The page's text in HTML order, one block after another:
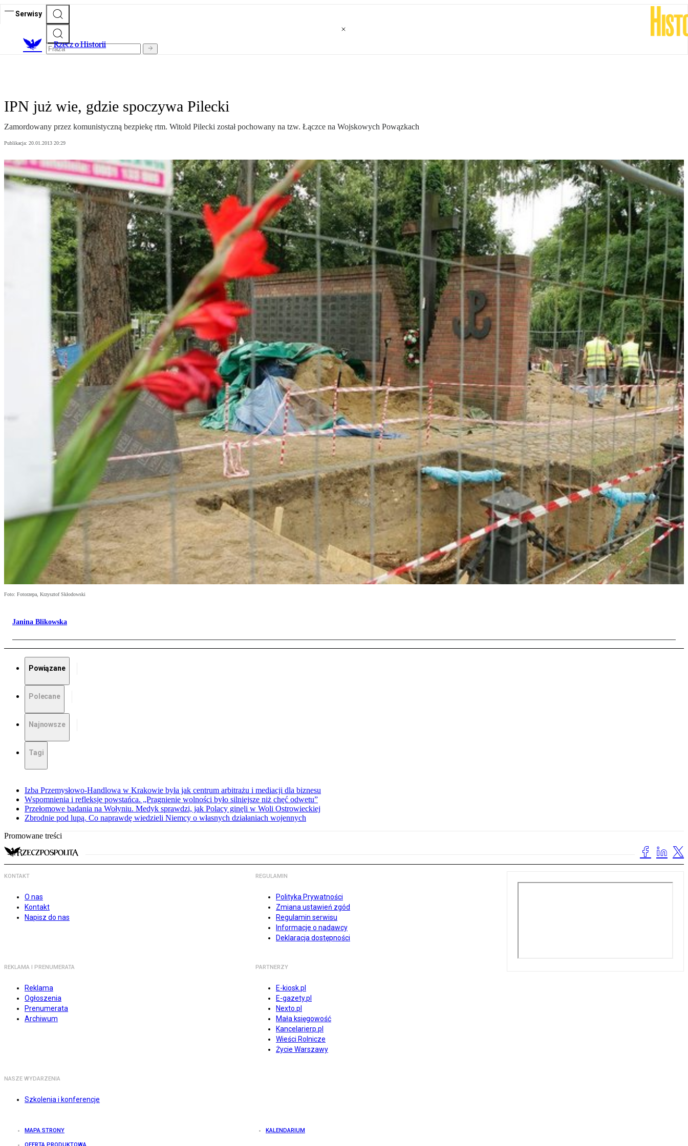
Serwisy
Rzecz o Historii
IPN już wie, gdzie spoczywa Pilecki
Zamordowany przez komunistyczną bezpiekę rtm. Witold Pilecki został pochowany na tzw. Łączce na Wojskowych Powązkach
Publikacja: 20.01.2013 20:29
Foto: Fotorzepa, Krzysztof Skłodowski
Janina Blikowska
Powiązane
Polecane
Najnowsze
Tagi
Izba Przemysłowo-Handlowa w Krakowie była jak centrum arbitrażu i mediacji dla biznesu
Wspomnienia i refleksje powstańca. „Pragnienie wolności było silniejsze niż chęć odwetu”
Przełomowe badania na Wołyniu. Medyk sprawdzi, jak Polacy ginęli w Woli Ostrowieckiej
Zbrodnie pod lupą. Co naprawdę wiedzieli Niemcy o własnych działaniach wojennych
Promowane treści
KONTAKT
O nas
Kontakt
Napisz do nas
REGULAMIN
Polityka Prywatności
Zmiana ustawień zgód
Regulamin serwisu
Informacje o nadawcy
Deklaracja dostępności
REKLAMA I PRENUMERATA
Reklama
Ogłoszenia
Prenumerata
Archiwum
PARTNERZY
E-kiosk.pl
E-gazety.pl
Nexto.pl
Mała księgowość
Kancelarierp.pl
Wieści Rolnicze
Życie Warszawy
NASZE WYDARZENIA
Szkolenia i konferencje
MAPA STRONY KALENDARIUM